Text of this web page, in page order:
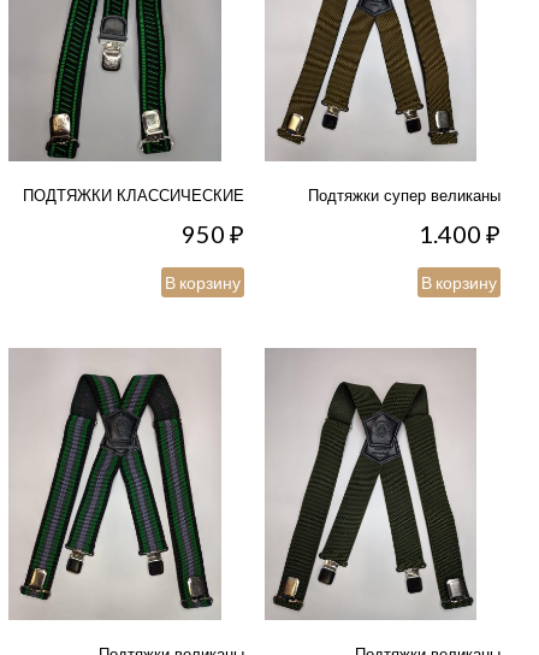
ПОДТЯЖКИ КЛАССИЧЕСКИЕ
950₽
В корзину
Подтяжки супер великаны
1.400₽
В корзину